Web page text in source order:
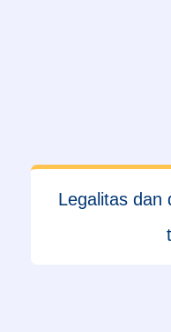
Legalitas dan